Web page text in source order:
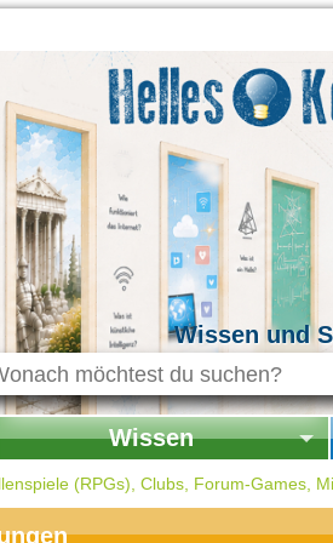
Wissen und
Wissen
Startseite Wissen
(RPGs), Clubs, Forum-Games,